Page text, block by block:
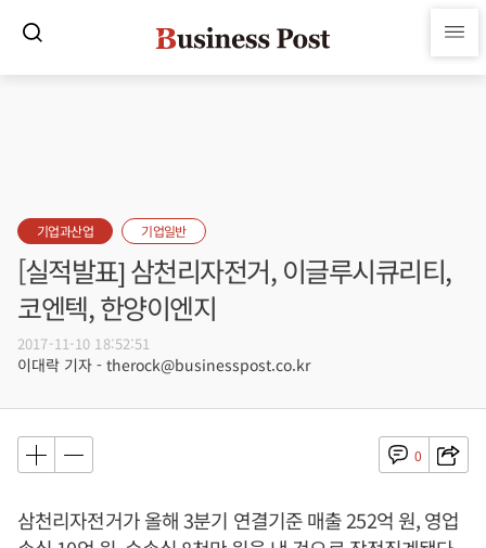
기업과산업 기업일반
[실적발표] 삼천리자전거, 이글루시큐리티,
코엔텍, 한양이엔지
2017-11-10 18:52:51
이대락 기자 - therock@businesspost.co.kr
0
삼천리자전거가 올해 3분기 연결기준 매출 252억 원, 영업